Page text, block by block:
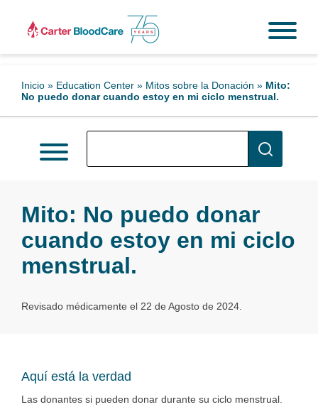
Inicio » Education Center » Mitos sobre la Donación » Mito:
No puedo donar cuando estoy en mi ciclo menstrual.
Mito: No puedo donar
cuando estoy en mi ciclo
menstrual.
Revisado médicamente el 22 de Agosto de 2024.
Aquí está la verdad
Las donantes si pueden donar durante su ciclo menstrual.